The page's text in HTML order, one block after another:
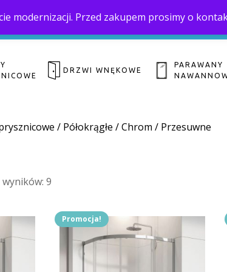
modernizacji. Przed zakupem prosimy o
biuro@saloni.pl 22 559-10-50
DRZWI WNĘKOWE
PARAWANY
/ Półokrągłe /Chrom / Przesuwne
9
Promocja!